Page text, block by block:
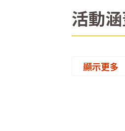
活動
顯示更多